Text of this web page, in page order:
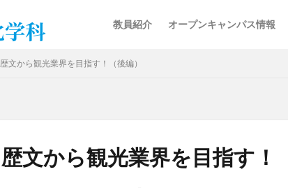
教員紹介 オープンキャンパス情報
歴文から観光業界を目指す！（後編）
歴文から観光業界を目指す！